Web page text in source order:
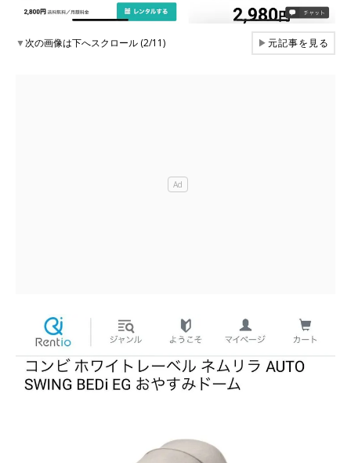
▼次の画像は下へスクロール (2/11) ▶元記事を見る